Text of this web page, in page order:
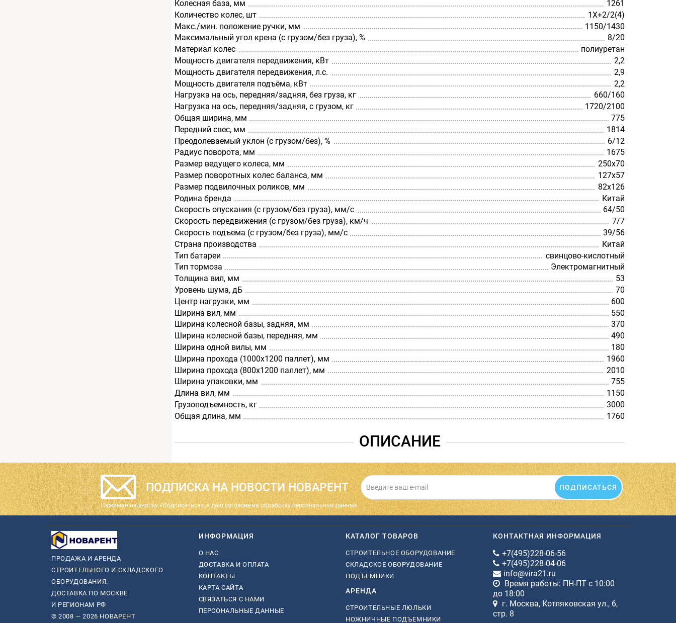
Колесная база, мм
1261
Количество колес, шт
1X+2/2(4)
Макс./мин. положение ручки, мм
1150/1430
Максимальный угол крена (с грузом/без груза), %
8/20
Материал колес
полиуретан
Мощность двигателя передвижения, кВт
2,2
Мощность двигателя передвижения, л.с.
2,9
Мощность двигателя подъёма, кВт
2,2
Нагрузка на ось, передняя/задняя, без груза, кг
660/160
Нагрузка на ось, передняя/задняя, с грузом, кг
1720/2100
Общая ширина, мм
775
Передний свес, мм
1814
Преодолеваемый уклон (с грузом/без), %
6/12
Радиус поворота, мм
1675
Размер ведущего колеса, мм
250х70
Размер поворотных колес баланса, мм
127х57
Размер подвилочных роликов, мм
82х126
Родина бренда
Китай
Скорость опускания (с грузом/без груза), мм/с
64/50
Скорость передвижения (с грузом/без груза), км/ч
7/7
Скорость подъема (с грузом/без груза), мм/с
39/56
Страна производства
Китай
Тип батареи
свинцово-кислотный
Тип тормоза
Электромагнитный
Толщина вил, мм
53
Уровень шума, дБ
70
Центр нагрузки, мм
600
Ширина вил, мм
550
Ширина колесной базы, задняя, мм
370
Ширина колесной базы, передняя, мм
490
Ширина одной вилы, мм
180
Ширина прохода (1000х1200 паллет), мм
1960
Ширина прохода (800х1200 паллет), мм
2010
Ширина упаковки, мм
755
Длина вил, мм
1150
Грузоподъемность, кг
3000
Общая длина, мм
1760
ОПИСАНИЕ
ПОДПИСКА НА НОВОСТИ НОВАРЕНТ ПОДПИСАТЬСЯ
Нажимая на кнопку «Подписаться», я даю cогласие на обработку персональных данных.
ПРОДАЖА И АРЕНДА
СТРОИТЕЛЬНОГО И СКЛАДСКОГО
ОБОРУДОВАНИЯ.
ДОСТАВКА ПО МОСКВЕ
И РЕГИОНАМ РФ
© 2008 — 2026 НОВАРЕНТ
ИНФОРМАЦИЯ
О НАС
ДОСТАВКА И ОПЛАТА
КОНТАКТЫ
КАРТА САЙТА
СВЯЗАТЬСЯ С НАМИ
ПЕРСОНАЛЬНЫЕ ДАННЫЕ
КАТАЛОГ ТОВАРОВ
СТРОИТЕЛЬНОЕ ОБОРУДОВАНИЕ
СКЛАДСКОЕ ОБОРУДОВАНИЕ
ПОДЪЕМНИКИ
АРЕНДА
СТРОИТЕЛЬНЫЕ ЛЮЛЬКИ
НОЖНИЧНЫЕ ПОДЪЕМНИКИ
КОНТАКТНАЯ ИНФОРМАЦИЯ
+7(495)228-06-56
+7(495)228-04-06
info@vira21.ru
Время работы: ПН-ПТ с 10:00
до 18:00
г. Москва, Котляковская ул., 6,
стр. 8